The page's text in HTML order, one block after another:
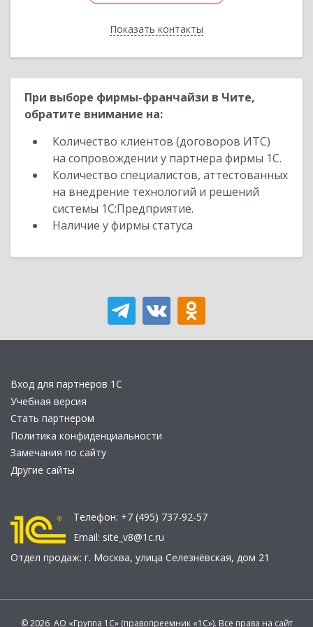
Показать контакты
Назад
При выборе фирмы-франчайзи в Чите,
обратите внимание на:
Количество клиентов (договоров ИТС)
на сопровождении у партнера фирмы 1С.
Количество специалистов, аттестованных
на внедрение технологий и решений
системы 1С:Предприятие.
Наличие у фирмы статуса
Вход для партнеров 1С
Учебная версия
Стать партнером
Политика конфиденциальности
Замечания по сайту
Другие сайты
Телефон: +7 (495) 737-92-57
Email: site_v8@1c.ru
Отдел продаж: г. Москва, улица Селезнёвская, дом 21
© 2026 АО «Группа 1С» (правопреемник «1С»). Все права на сайт